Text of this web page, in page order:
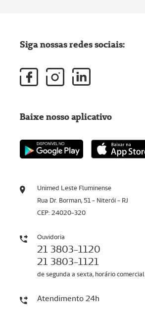
Unimed Leste Fluminense
Rua Dr. Borman, 51 - Niterói - RJ
CEP: 24020-320
Ouvidoria
21 3803-1120
21 3803-1121
de segunda a sexta, horário comercial
Atendimento 24h
Siga nossas redes sociais:
Baixe nosso aplicativo